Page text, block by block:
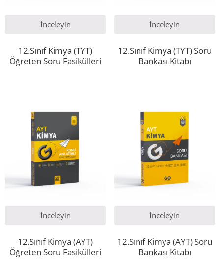
İnceleyin
12.Sınıf Kimya (TYT)
Öğreten Soru Fasikülleri
İnceleyin
12.Sınıf Kimya (TYT) Soru
Bankası Kitabı
İnceleyin
12.Sınıf Kimya (AYT)
Öğreten Soru Fasikülleri
İnceleyin
12.Sınıf Kimya (AYT) Soru
Bankası Kitabı